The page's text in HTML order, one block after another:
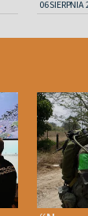
06 SIERPNIA